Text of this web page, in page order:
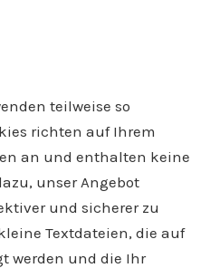
teilweise so
richten auf Ihrem
an und enthalten keine
unser Angebot
und sicherer zu
Textdateien, die auf
werden und die Ihr